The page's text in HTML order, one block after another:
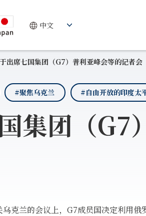
出席七国集团（G7）普利亚峰会等的记者会
#聚焦乌克兰 #自由开放的印度太
集团（G7
乌克兰的会议上，G7成员国决定利用